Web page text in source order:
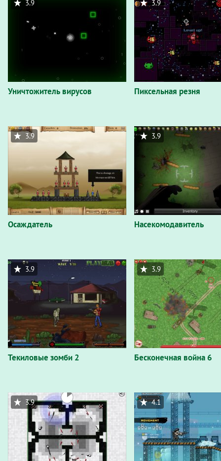
Уничтожитель вирусов
3.9
Пиксельная резня
3.9
Осаждатель
3.9
Насекомодавитель
3.9
Текиловые зомби 2
3.9
Бесконечная война 6
3.9
3.9 4.1